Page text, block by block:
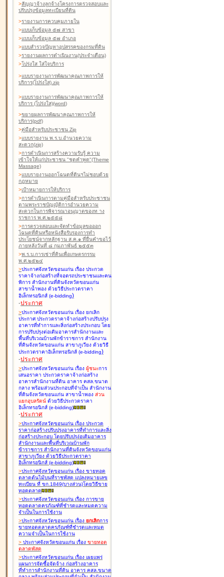
>สัญญาจ้างลูกจ้างโครงการตรวจสอบและ
ปรับปรุงข้อมูลทะเบียนที่ดิน
>รายงานการควบคุมภายใน
>แบบเก็บข้อมูล ๕๗ สาขา
>แบบเก็บข้อมูล ๕๗ อำเภอ
>แบบสำรวจปัญหาอุปสรรคของกรมที่ดิน
>รายงานผลการดำเนินงาน(ประจำเดือน)
>โปร่งใส ใส่ใจบริการ
>แบบรายงานการพัฒนาคุณภาพการให้
บริการ(โปร่งใส).zip
>แบบรายงานการพัฒนาคุณภาพการให้
บริการ (โปร่งใส)(word)
>ขยายผลการพัฒนาคุณภาพการให้
บริการ(pdf)
>คู่มือสำหรับประชาชน Zip
>แบบรายงาน พ.ร.บ.อำนวยความ
สะดวก(zip)
>การดำเนินการสร้างความรับรู้ ความ
เข้าใจให้แก่ประชาชน "ชุดคำพูด"(Theme
Massage)
>แบบรายงานออกโฉนดที่ดินฯไม่ชอบด้วย
กฎหมาย
>เป้าหมายการให้บริการ
>การดำเนินการตามคู่มือสำหรับประชาชน
ตามพระราชบัญญัติการอำนวยความ
สะดวกในการพิจารณาอนุญาตของท าง
ราชการ พ.ศ.๒๕๕๘
>การตรวจสอบและจัดทำข้อมูลขอออก
โฉนดที่ดินหรือหนังสือรับรองการทำ
ประโยชน์จากหลักฐาน ส.ค.๑ ที่ยื่นคำขอไว้
ภายหลังวันที่ ๘ กุมภาพันธ์ ๒๕๕๓
>พ.ร.บ.การเช่าที่ดินเพื่อเกษตรกรรม
พ.ศ.๒๕๒๔
>ประกาศจังหวัดขอนแก่น เรื่อง ประกวด
ราคาจ้างก่อสร้างที่จอดรถประชาชนและคน
พิการ สำนักงานที่ดินจังหวัดขอนแก่น
สาขาน้ำพอง ด้วยวิธีประกวดราคา
อิเล็กทรอนิกส์ (e-bidding)
-ประกาศ
>ประกาศจังหวัดขอนแก่น เรื่อง ยกเลิก
ประกาศ ประกวดราคาจ้างก่อสร้างปรับปรุง
อาคารที่ทำการและสิ่งก่อสร้างประกอบ โดย
การปรับปรุงต่อเติมอาคารสำนักงานและ
พื้นที่บริเวณบ้านพักข้าราชการ สำนักงาน
ที่ดินจังหวัดขอนแก่น สาขาภูเวียง ด้วยวิธี
ประกวดราคาอิเล็กทรอนิกส์ (e-bidding)
-ประกาศ
>ประกาศจังหวัดขอนแก่น เรื่อง ผู้ชนะการ
เสนอราคา ประกวดราคาจ้างก่อสร้าง
อาคารสำนักงานที่ดิน อาคาร คสล.ขนาด
กลาง พร้อมส่วนประกอบที่จำเป็น สำนักงาน
ที่ดินจังหวัดขอนแก่น สาขาน้ำพอง ส่วน
แยกอุบลรัตน์ ด้วยวิธีประกวดราคา
อิเล็กทรอนิกส์ (e-bidding)
-ประกาศ
>ประกาศจังหวัดขอนแก่น เรื่อง ประกวด
ราคาก่อสร้างปรับปรุงอาคารที่ทำการและสิ่ง
ก่อสร้างประกอบ โดยปรับปรุง่อเติมอาคาร
สำนักงานและพื้นที่บริเวณบ้านพัก
ข้าราชการ สำนักงานที่ดินจังหวัดขอนแก่น
สาขาภูเวียง ด้วยวิธีประกวดราคา
อิเล็กทรอนิกส์ (e-bidding)
>ประกาศจังหวัดขอนแก่น เรื่อง ขายทอด
ตลาดต้นไม้บนที่ราชพัสดุ แปลงหมายเลข
ทะเบียน ที่ ขก.1849(บางส่วน)โดยวิธีขาย
ทอดตลาด
>ประกาศจังหวัดขอนแก่น เรื่อง การขาย
ทอดตลาดครุภัณฑ์ที่ชำรุดและหมดความ
จำเป็นในการใช้งาน
>ประกาศจังหวัดขอนแก่น เรื่อง ยกเลิกการ
ขายทอดตลาดครุภัณฑ์ที่ชำรุดและหมด
ความจำเป็นในการใช้งาน
> ประกาศจังหวัดขอนแก่น เรื่อง ขายทอด
ตลาดพัสดุ
>ประกาศจังหวัดขอนแก่น เรื่อง เผยแพร่
แผนการจัดซื้อจัดจ้าง ก่อสร้างอาคาร
ที่ทำการสำนักงานที่ดิน อาคาร คสล.ขนาด